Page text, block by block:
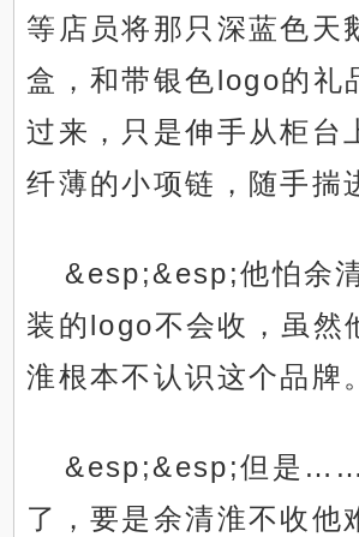
等店员将那只深蓝色天
盒，和带银色logo的礼
过来，只是伸手从柜台
纤薄的小项链，随手揣
&esp;&esp;他怕余
装的logo不会收，虽然
淮根本不认识这个品牌。
&esp;&esp;但是
了，要是余清淮不收他